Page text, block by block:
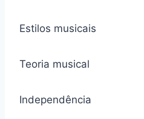
Estilos musicais
Teoria musical
Independência